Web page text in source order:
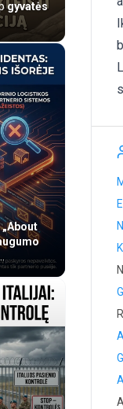
gyvatės
„About